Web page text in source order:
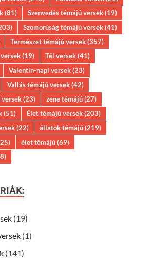
(81) Szenvedés témájú versek(19)
Szomorúság témájú versek(41)
Természet témájú versek(357)
(19) Tél versek(41)
Valentin-napi versek(23)
Vallás témájú versek(42)
versek(23) zene témájú(27)
(51) Élet témájú versek(203)
(22) állatok témájú(219)
élet témájú(69)
(19)
(1)
(141)